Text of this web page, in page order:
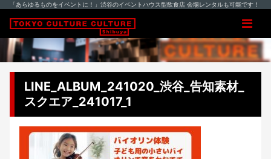
「あらゆるものをイベントに！」渋谷のイベントハウス型飲食店 会場レンタルも可能です！
LINE_ALBUM_241020_渋谷_告知素材_
スクエア_241017_1